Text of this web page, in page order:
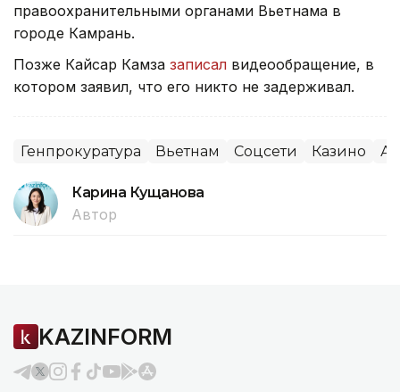
правоохранительными органами Вьетнама в
городе Камрань.
Позже Кайсар Камза записал видеообращение, в
котором заявил, что его никто не задерживал.
Генпрокуратура Вьетнам Соцсети Казино
Карина Кущанова
Автор
KAZINFORM